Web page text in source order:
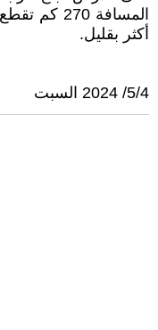
المسافة
أكثر بقليل.
5/4/ 2024 السبت